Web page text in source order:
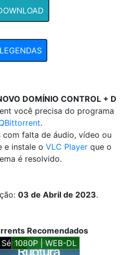
LEGENDAS
DOMÍNIO CONTROL + D
você precisa do programa
.
com falta de áudio, vídeo ou
e instale o VLC Playerque o
é resolvido.
03 de Abril de 2023.
Recomendados
Séries1080P | WEB-DL